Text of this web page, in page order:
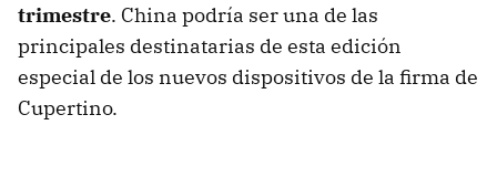
trimestre. China podría ser una de las
principales destinatarias de esta edición
especial de los nuevos dispositivos de la firma de
Cupertino.